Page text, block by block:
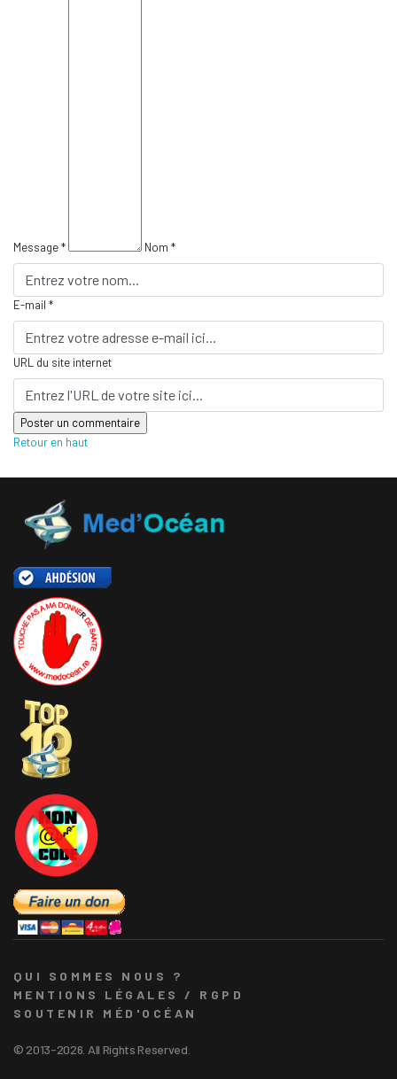
Message * Nom *
E-mail *
URL du site internet
Retour en haut
QUI SOMMES NOUS ?
MENTIONS LÉGALES / RGPD
SOUTENIR MÉD'OCÉAN
© 2013-2026. All Rights Reserved.